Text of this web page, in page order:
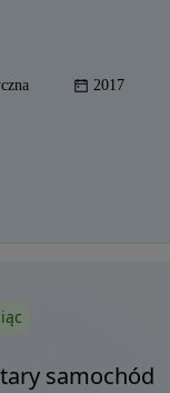
2017
samochód